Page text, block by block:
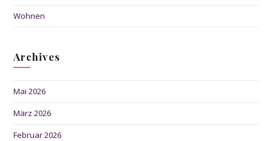
Wohnen
Archives
Mai 2026
März 2026
Februar 2026